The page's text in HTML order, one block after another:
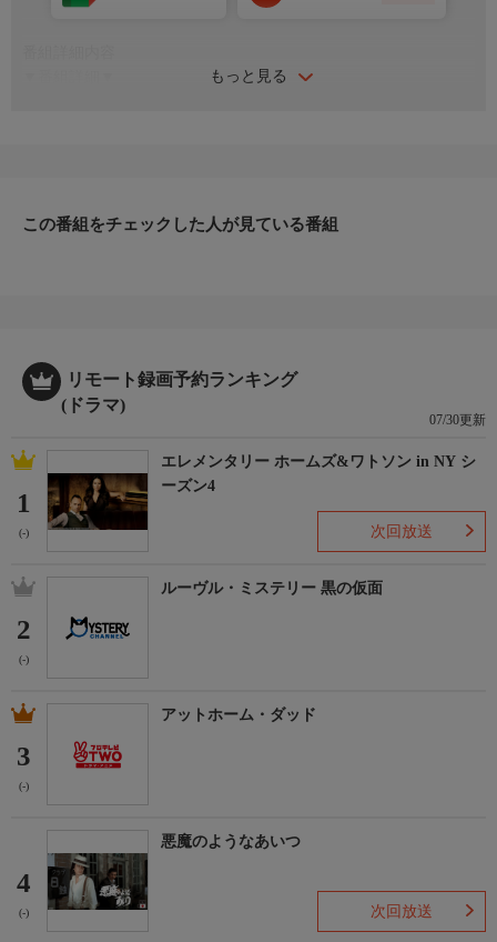
もっと見る
出演：サヴィエ・ドリュック（ベルニエ役）ほか、2017年制作
この番組をチェックした人が見ている番組
リモート録画予約ランキング
(ドラマ)
07/30更新
1
(-)
エレメンタリー ホームズ&ワトソン in NY シ
ーズン4
次回放送
2
(-)
ルーヴル・ミステリー 黒の仮面
3
(-)
アットホーム・ダッド
4
(-)
悪魔のようなあいつ
次回放送